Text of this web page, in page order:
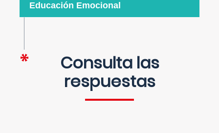
Educación Emocional
Consulta las
respuestas